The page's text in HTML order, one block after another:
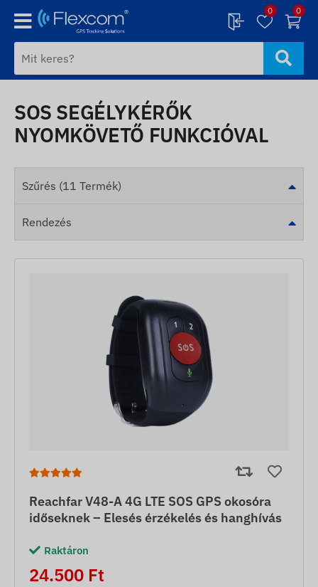
0 0
SOS SEGÉLYKÉRŐK
NYOMKÖVETŐ FUNKCIÓVAL
Szűrés (11 Termék)
Rendezés
Reachfar V48-A 4G LTE SOS GPS okosóra
időseknek – Elesés érzékelés és hanghívás
Raktáron
24.500 Ft